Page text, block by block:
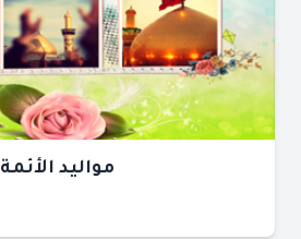
مواليد الأئمة